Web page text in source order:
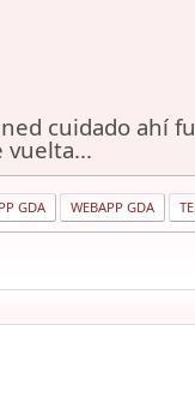
cuidado ahí
vuelta...
GDA WEBAPP GDA